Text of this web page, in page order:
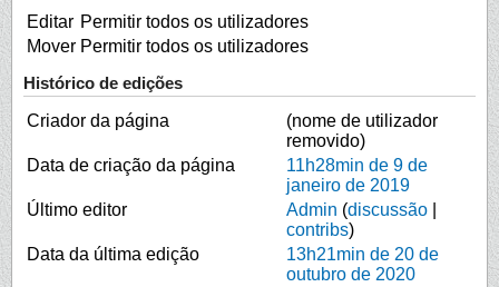
Editar Permitir todos os utilizadores
Mover Permitir todos os utilizadores
Histórico de edições
Criador da página
(nome de utilizador
removido)
Data de criação da página
11h28min de 9 de
janeiro de 2019
Último editor
Admin (discussão
contribs)
Data da última edição
13h21min de 20 de
outubro de 2020